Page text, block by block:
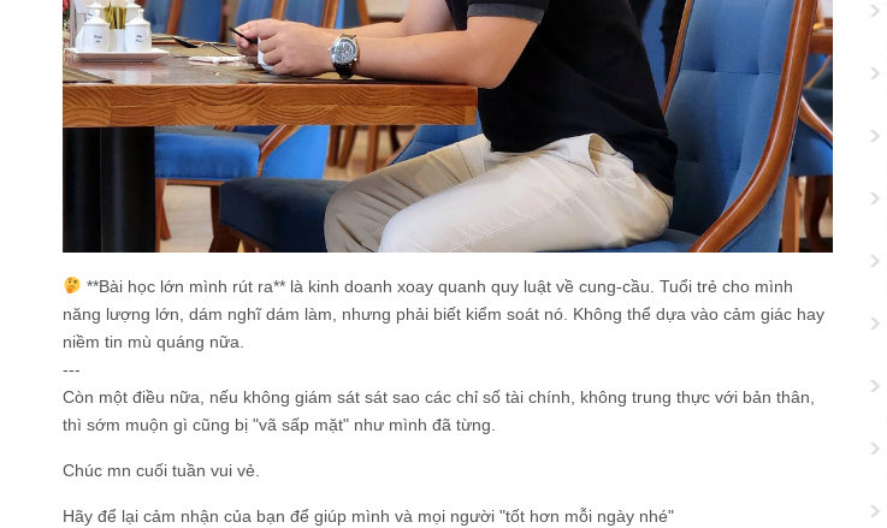
**Bài học lớn mình rút ra** là kinh doanh xoay quanh quy luật về cung-cầu. Tuổi trẻ cho mình
năng lượng lớn, dám nghĩ dám làm, nhưng phải biết kiểm soát nó. Không thể dựa vào cảm giác hay
niềm tin mù quáng nữa.
---
Còn một điều nữa, nếu không giám sát sát sao các chỉ số tài chính, không trung thực với bản thân,
thì sớm muộn gì cũng bị "vã sấp mặt" như mình đã từng.
Chúc mn cuối tuần vui vẻ.
Hãy để lại cảm nhận của bạn để giúp mình và mọi người "tốt hơn mỗi ngày nhé"